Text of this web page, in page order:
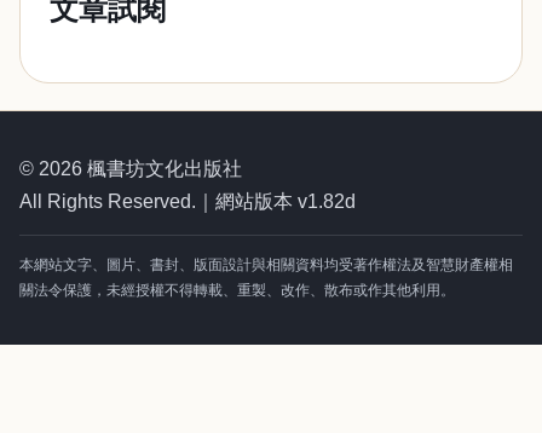
文章試閱
© 2026 楓書坊文化出版社
All Rights Reserved.｜網站版本 v1.82d
本網站文字、圖片、書封、版面設計與相關資料均受著作權法及智慧財產權相
關法令保護，未經授權不得轉載、重製、改作、散布或作其他利用。